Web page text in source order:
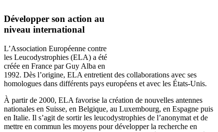
Développer son action au
niveau international
L’Association Européenne contre
les Leucodystrophies (ELA) a été
créée en France par Guy Alba en
1992. Dès l’origine, ELA entretient des collaborations avec ses
homologues dans différents pays européens et avec les États-Unis.
À partir de 2000, ELA favorise la création de nouvelles antennes
nationales en Suisse, en Belgique, au Luxembourg, en Espagne puis
en Italie. Il s’agit de sortir les leucodystrophies de l’anonymat et de
mettre en commun les moyens pour développer la recherche en